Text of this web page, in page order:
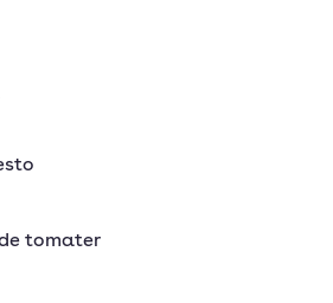
tomater